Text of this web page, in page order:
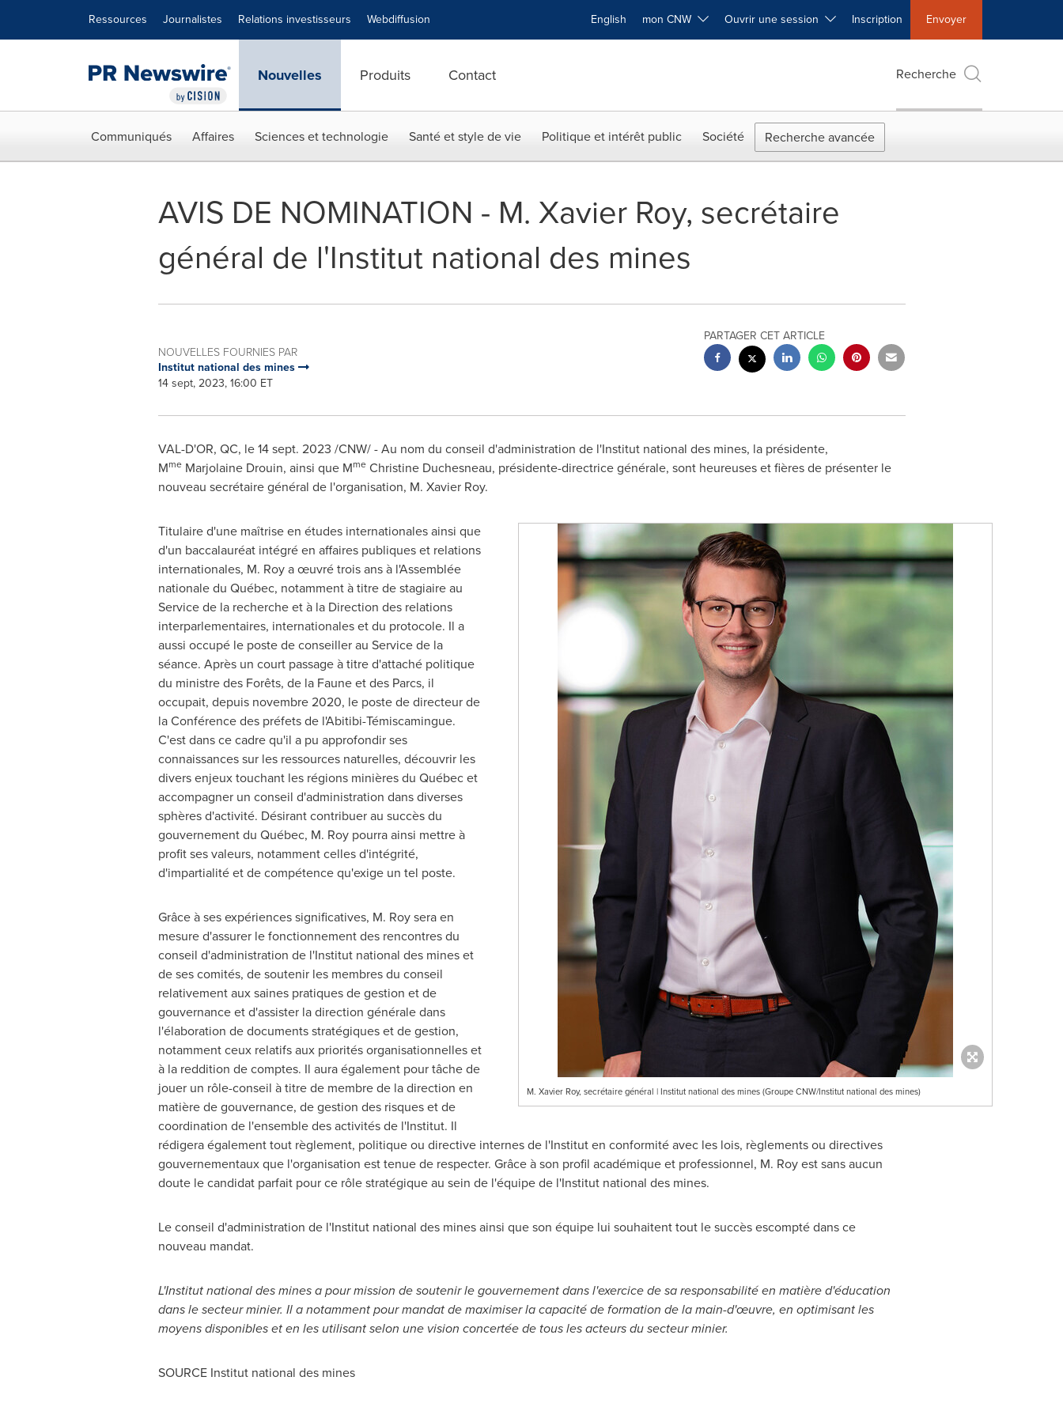
Ressources Journalistes Relations investisseurs Webdiffusion English mon CNW Ouvrir une session Inscription Envoyer
Nouvelles Produits Contact Recherche
Communiqués Affaires Sciences et technologie Santé et style de vie Politique et intérêt public Société Recherche avancée
AVIS DE NOMINATION - M. Xavier Roy, secrétaire
général de l'Institut national des mines
NOUVELLES FOURNIES PAR
Institut national des mines
14 sept, 2023, 16:00 ET
PARTAGER CET ARTICLE
VAL-D'OR, QC, le14 sept. 2023 /CNW/ - Au nom du conseil d'administration de l'Institut national des mines, la présidente,
MmeMarjolaine Drouin, ainsi que MmeChristine Duchesneau, présidente-directrice générale, sont heureuses et fières de présenter le
nouveau secrétaire général de l'organisation, M. Xavier Roy.
M. Xavier Roy, secrétaire général | Institut national des mines (Groupe CNW/Institut national des mines)
Titulaire d'une maîtrise en études internationales ainsi que
d'un baccalauréat intégré en affaires publiques et relations
internationales, M. Roy a œuvré trois ans à l'Assemblée
nationale du Québec, notamment à titre de stagiaire au
Service de la recherche et à la Direction des relations
interparlementaires, internationales et du protocole. Il a
aussi occupé le poste de conseiller au Service de la
séance. Après un court passage à titre d'attaché politique
du ministre des Forêts, de la Faune et des Parcs, il
occupait, depuis novembre 2020, le poste de directeur de
la Conférence des préfets de l'Abitibi-Témiscamingue.
C'est dans ce cadre qu'il a pu approfondir ses
connaissances sur les ressources naturelles, découvrir les
divers enjeux touchant les régions minières du Québec et
accompagner un conseil d'administration dans diverses
sphères d'activité. Désirant contribuer au succès du
gouvernement du Québec, M. Roy pourra ainsi mettre à
profit ses valeurs, notamment celles d'intégrité,
d'impartialité et de compétence qu'exige un tel poste.
Grâce à ses expériences significatives, M. Roy sera en
mesure d'assurer le fonctionnement des rencontres du
conseil d'administration de l'Institut national des mines et
de ses comités, de soutenir les membres du conseil
relativement aux saines pratiques de gestion et de
gouvernance et d'assister la direction générale dans
l'élaboration de documents stratégiques et de gestion,
notamment ceux relatifs aux priorités organisationnelles et
à la reddition de comptes. Il aura également pour tâche de
jouer un rôle-conseil à titre de membre de la direction en
matière de gouvernance, de gestion des risques et de
coordination de l'ensemble des activités de l'Institut. Il
rédigera également tout règlement, politique ou directive internes de l'Institut en conformité avec les lois, règlements ou directives
gouvernementaux que l'organisation est tenue de respecter. Grâce à son profil académique et professionnel, M. Roy est sans aucun
doute le candidat parfait pour ce rôle stratégique au sein de l'équipe de l'Institut national des mines.
Le conseil d'administration de l'Institut national des mines ainsi que son équipe lui souhaitent tout le succès escompté dans ce
nouveau mandat.
L'Institut national des mines a pour mission de soutenir le gouvernement dans l'exercice de sa responsabilité en matière d'éducation
dans le secteur minier. Il a notamment pour mandat de maximiser la capacité de formation de la main-d'œuvre, en optimisant les
moyens disponibles et en les utilisant selon une vision concertée de tous les acteurs du secteur minier.
SOURCE Institut national des mines